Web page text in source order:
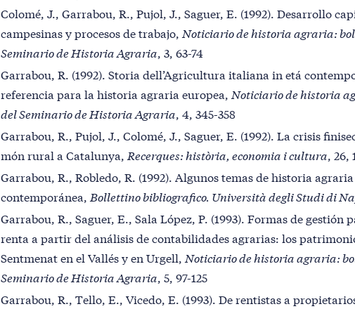
Colomé, J., Garrabou, R., Pujol, J., Saguer, E. (1992). Desarrollo
campesinas y procesos de trabajo, Noticiario de historia agraria:
Seminario de Historia Agraria , 3, 63-74
Garrabou, R. (1992). Storia dell’Agricultura italiana in etá
referencia para la historia agraria europea, Noticiario de historia
del Seminario de Historia Agraria , 4, 345-358
Garrabou, R., Pujol, J., Colomé, J., Saguer, E. (1992). La crisis
món rural a Catalunya, Recerques: història, economia i cultura ,
Garrabou, R., Robledo, R. (1992). Algunos temas de historia
contemporánea, Bollettino bibliografico. Università degli Studi di
Garrabou, R., Saguer, E., Sala López, P. (1993). Formas de
renta a partir del análisis de contabilidades agrarias: los
Sentmenat en el Vallés y en Urgell, Noticiario de historia agraria:
Seminario de Historia Agraria , 5, 97-125
Garrabou, R., Tello, E., Vicedo, E. (1993). De rentistas a